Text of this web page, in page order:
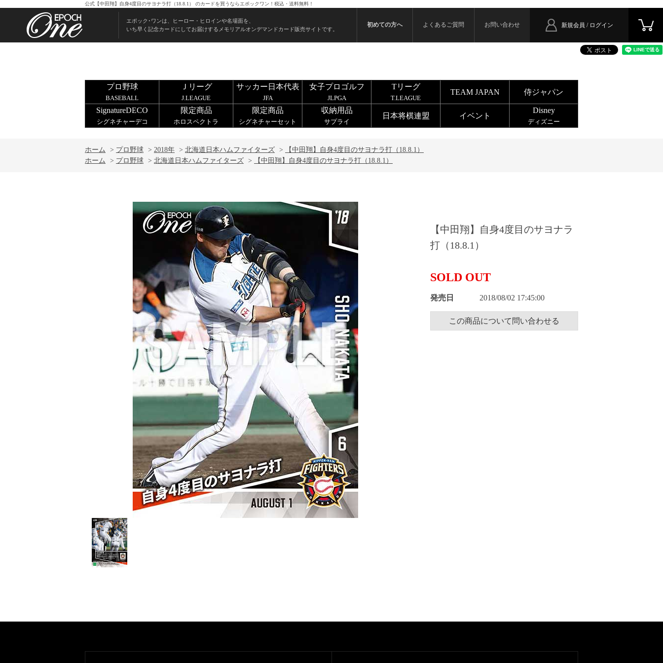
公式【中田翔】自身4度目のサヨナラ打（18.8.1） のカードを買うならエポックワン！税込・送料無料！
エポック･ワンは、ヒーロー・ヒロインや名場面を、
いち早く記念カードにしてお届けするメモリアルオンデマンドカード販売サイトです。
新規会員 / ログイン
初めての方へ よくあるご質問 お問い合わせ
プロ野球
BASEBALL
Ｊリーグ
J.LEAGUE
サッカー日本代表
JFA
女子プロゴルフ
JLPGA
Tリーグ
T.LEAGUE
TEAM JAPAN 侍ジャパン
SignatureDECO
シグネチャーデコ
限定商品
ホロスペクトラ
限定商品
シグネチャーセット
収納用品
サプライ
日本将棋連盟 イベント
Disney
ディズニー
ホーム > プロ野球 > 2018年 > 北海道日本ハムファイターズ >
【中田翔】自身4度目のサヨナラ打（18.8.1）
ホーム
> プロ野球 > 北海道日本ハムファイターズ > 【中田翔】自身4度目のサヨナラ打（18.8.1）
【中田翔】自身4度目のサヨナラ
打（18.8.1）
SOLD OUT
発売日 2018/08/02 17:45:00
この商品について問い合わせる